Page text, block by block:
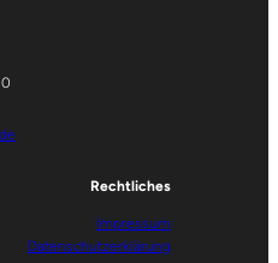
Rechtliches
Impressum
Datenschutzerklärung